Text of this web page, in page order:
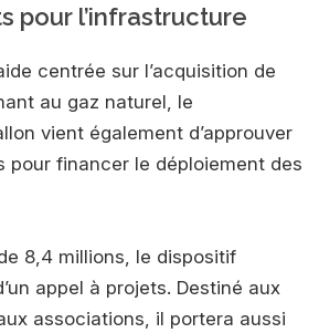
pour l’infrastructure
centrée sur l’acquisition de
au gaz naturel, le
vient également d’approuver
pour financer le déploiement des
8,4 millions, le dispositif
appel à projets. Destiné aux
associations, il portera aussi